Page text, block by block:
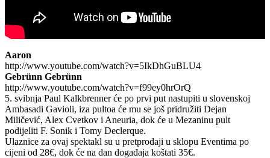
Aaron
http://www.youtube.com/watch?v=5IkDhGuBLU4
Gebrünn Gebrünn
http://www.youtube.com/watch?v=f99ey0hrOrQ
5. svibnja Paul Kalkbrenner će po prvi put nastupiti u slovenskoj
Ambasadi Gavioli, iza pultoa će mu se još pridružiti Dejan
Miličević, Alex Cvetkov i Aneuria, dok će u Mezaninu pult
podijeliti F. Sonik i Tomy Declerque.
Ulaznice za ovaj spektakl su u pretprodaji u sklopu Eventima po
cijeni od 28€, dok će na dan događaja koštati 35€.